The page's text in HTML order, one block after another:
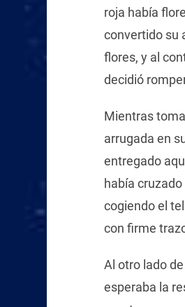
roja había
convertido su
flores, y al
decidió
Mientras
arrugada en
entregado
había
cogiendo el
con firme
Al otro lado
esperaba la